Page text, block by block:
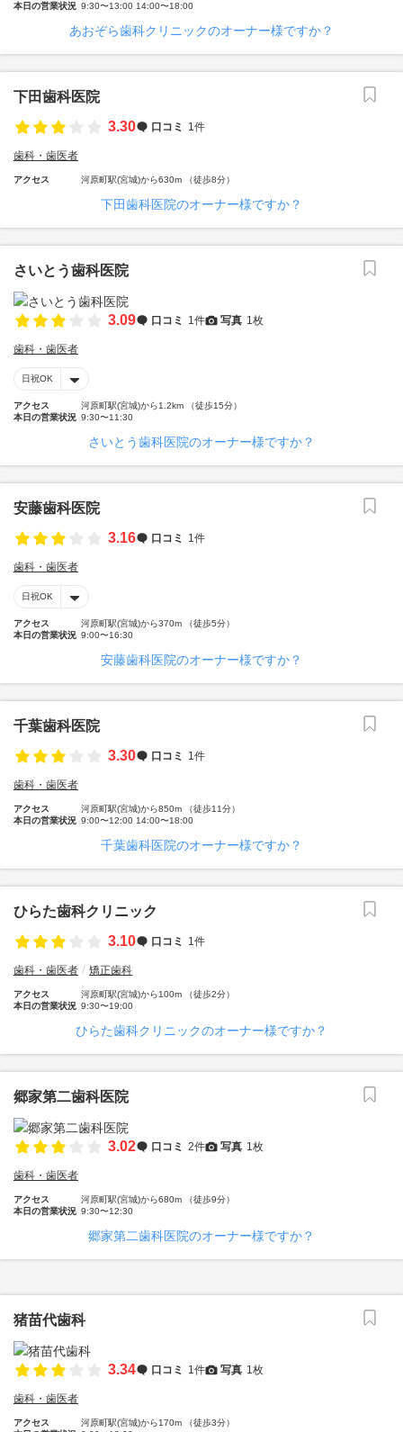
本日の営業状況 9:30〜13:00 14:00〜18:00
あおぞら歯科クリニックのオーナー様ですか？
下田歯科医院
3.30
口コミ 1件
歯科・歯医者
アクセス 河原町駅(宮城)から630m （徒歩8分）
下田歯科医院のオーナー様ですか？
さいとう歯科医院
3.09 口コミ 1件 写真 1枚
歯科・歯医者
日祝OK
アクセス
河原町駅(宮城)から1.2km （徒歩15分）
本日の営業状況 9:30〜11:30
さいとう歯科医院のオーナー様ですか？
安藤歯科医院
3.16
口コミ 1件
歯科・歯医者
日祝OK
アクセス
河原町駅(宮城)から370m （徒歩5分）
本日の営業状況 9:00〜16:30
安藤歯科医院のオーナー様ですか？
千葉歯科医院
3.30
口コミ 1件
歯科・歯医者
アクセス
河原町駅(宮城)から850m （徒歩11分）
本日の営業状況 9:00〜12:00 14:00〜18:00
千葉歯科医院のオーナー様ですか？
ひらた歯科クリニック
3.10
口コミ 1件
歯科・歯医者 矯正歯科
アクセス
河原町駅(宮城)から100m （徒歩2分）
本日の営業状況 9:30〜19:00
ひらた歯科クリニックのオーナー様ですか？
郷家第二歯科医院
3.02 口コミ 2件 写真 1枚
歯科・歯医者
アクセス
河原町駅(宮城)から680m （徒歩9分）
本日の営業状況 9:30〜12:30
郷家第二歯科医院のオーナー様ですか？
猪苗代歯科
3.34 口コミ 1件 写真 1枚
歯科・歯医者
アクセス
河原町駅(宮城)から170m （徒歩3分）